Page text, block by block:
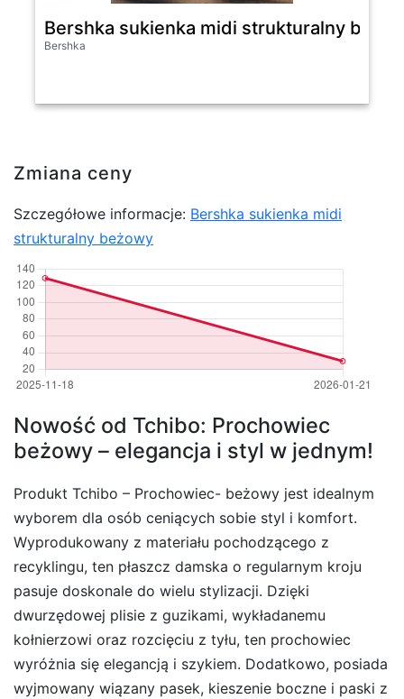
Bershka sukienka midi strukturalny
Bershka
Zmiana ceny
Szczegółowe informacje: Bershka sukienka midi
strukturalny beżowy
Nowość od Tchibo: Prochowiec
beżowy – elegancja i styl w jednym!
Produkt Tchibo – Prochowiec- beżowy jest idealnym
wyborem dla osób ceniących sobie styl i komfort.
Wyprodukowany z materiału pochodzącego z
recyklingu, ten płaszcz damska o regularnym kroju
pasuje doskonale do wielu stylizacji. Dzięki
dwurzędowej plisie z guzikami, wykładanemu
kołnierzowi oraz rozcięciu z tyłu, ten prochowiec
wyróżnia się elegancją i szykiem. Dodatkowo, posiada
wyjmowany wiązany pasek, kieszenie boczne i paski z